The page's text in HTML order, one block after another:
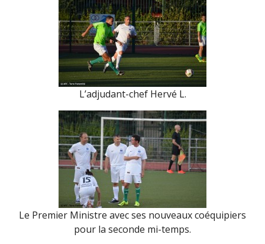
L’adjudant-chef Hervé L.
Le Premier Ministre avec ses nouveaux coéquipiers
pour la seconde mi-temps.